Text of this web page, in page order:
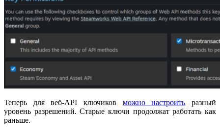
Теперь для веб-API ключиков можно настроить разный
уровень разрешений. Старые ключи продолжат работать как
раньше.